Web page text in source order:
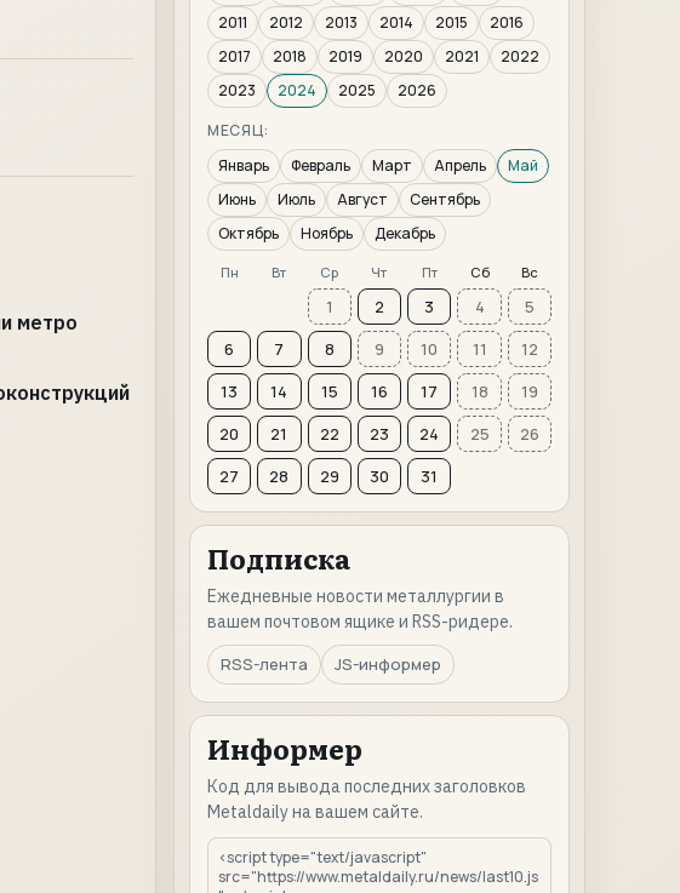
метро
2011
2012 2013 2014 2015
2016
2017
2018 2019 2020 2021
2022
2023
2024 2025
2026
МЕСЯЦ:
Январь
Февраль Март Апрель
Май
Июнь
Июль Август
Сентябрь
Октябрь
Ноябрь Декабрь
Пн Вт Ср Чт Пт Сб Вс
1 2 3 4
5
6
7 8 9 10 11
12
13
14 15 16 17 18
19
20
21 22 23 24 25
26
27
28 29 30 31
Подписка
Ежедневные новости металлургии в
вашем почтовом ящике и RSS-ридере.
RSS-лента
JS-информер
Информер
Код для вывода последних заголовков
Metaldaily на вашем сайте.